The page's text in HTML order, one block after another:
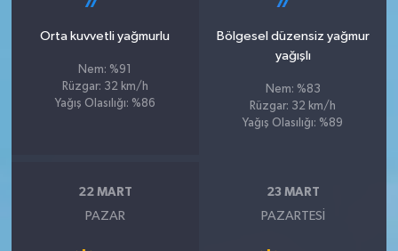
Orta kuvvetli yağmurlu
Nem: %91
Rüzgar: 32 km/h
Yağış Olasılığı: %86
Bölgesel düzensiz yağmur
yağışlı
Nem: %83
Rüzgar: 32 km/h
Yağış Olasılığı: %89
22 MART
PAZAR
23 MART
PAZARTESI